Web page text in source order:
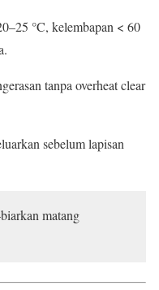
°C, kelembapan < 60
tanpa overheat clear
sebelum lapisan
matang